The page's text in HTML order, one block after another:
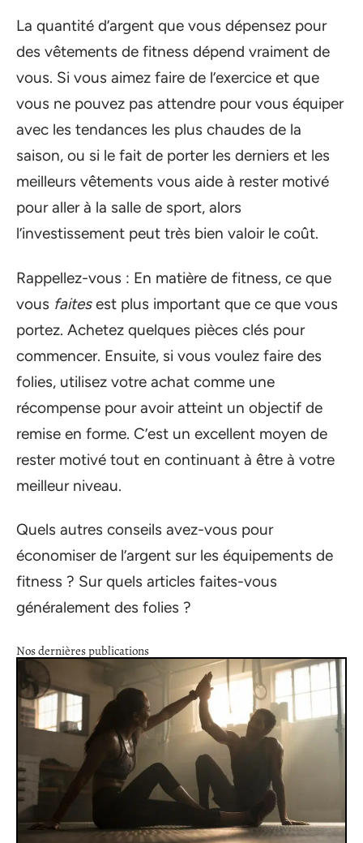
La quantité d’argent que vous dépensez pour
des vêtements de fitness dépend vraiment de
vous. Si vous aimez faire de l’exercice et que
vous ne pouvez pas attendre pour vous équiper
avec les tendances les plus chaudes de la
saison, ou si le fait de porter les derniers et les
meilleurs vêtements vous aide à rester motivé
pour aller à la salle de sport, alors
l’investissement peut très bien valoir le coût.
Rappellez-vous : En matière de fitness, ce que
vous faitesest plus important que ce que vous
portez. Achetez quelques pièces clés pour
commencer. Ensuite, si vous voulez faire des
folies, utilisez votre achat comme une
récompense pour avoir atteint un objectif de
remise en forme. C’est un excellent moyen de
rester motivé tout en continuant à être à votre
meilleur niveau.
Quels autres conseils avez-vous pour
économiser de l’argent sur les équipements de
fitness ? Sur quels articles faites-vous
généralement des folies ?
Nos dernières publications